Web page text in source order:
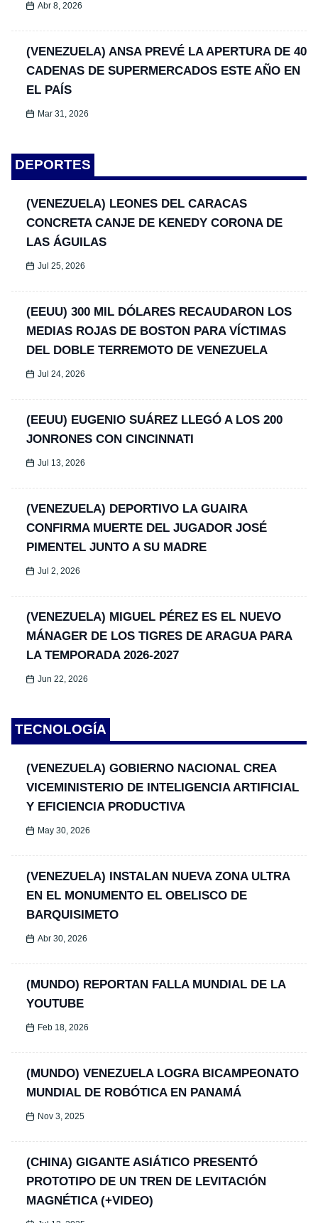
Abr 8, 2026
(VENEZUELA) ANSA PREVÉ LA APERTURA DE 40
CADENAS DE SUPERMERCADOS ESTE AÑO EN
EL PAÍS
Mar 31, 2026
DEPORTES
(VENEZUELA) LEONES DEL CARACAS
CONCRETA CANJE DE KENEDY CORONA DE
LAS ÁGUILAS
Jul 25, 2026
(EEUU) 300 MIL DÓLARES RECAUDARON LOS
MEDIAS ROJAS DE BOSTON PARA VÍCTIMAS
DEL DOBLE TERREMOTO DE VENEZUELA
Jul 24, 2026
(EEUU) EUGENIO SUÁREZ LLEGÓ A LOS 200
JONRONES CON CINCINNATI
Jul 13, 2026
(VENEZUELA) DEPORTIVO LA GUAIRA
CONFIRMA MUERTE DEL JUGADOR JOSÉ
PIMENTEL JUNTO A SU MADRE
Jul 2, 2026
(VENEZUELA) MIGUEL PÉREZ ES EL NUEVO
MÁNAGER DE LOS TIGRES DE ARAGUA PARA
LA TEMPORADA 2026-2027
Jun 22, 2026
TECNOLOGÍA
(VENEZUELA) GOBIERNO NACIONAL CREA
VICEMINISTERIO DE INTELIGENCIA ARTIFICIAL
Y EFICIENCIA PRODUCTIVA
May 30, 2026
(VENEZUELA) INSTALAN NUEVA ZONA ULTRA
EN EL MONUMENTO EL OBELISCO DE
BARQUISIMETO
Abr 30, 2026
(MUNDO) REPORTAN FALLA MUNDIAL DE LA
YOUTUBE
Feb 18, 2026
(MUNDO) VENEZUELA LOGRA BICAMPEONATO
MUNDIAL DE ROBÓTICA EN PANAMÁ
Nov 3, 2025
(CHINA) GIGANTE ASIÁTICO PRESENTÓ
PROTOTIPO DE UN TREN DE LEVITACIÓN
MAGNÉTICA (+VIDEO)